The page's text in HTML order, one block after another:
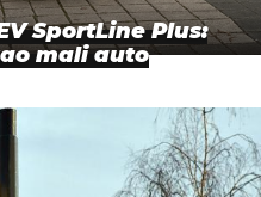
SportLine Plus:
mali auto